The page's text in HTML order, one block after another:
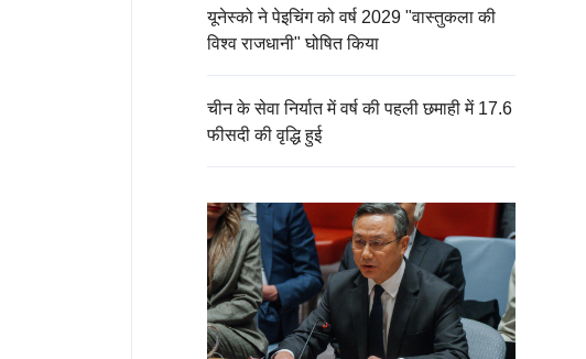
यूनेस्को ने पेइचिंग को वर्ष 2029 "वास्तुकला की
विश्व राजधानी" घोषित किया
चीन के सेवा निर्यात में वर्ष की पहली छमाही में 17.6
फीसदी की वृद्धि हुई